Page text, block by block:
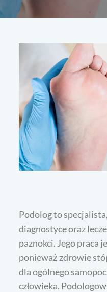
Podolog to
diagnostyce oraz
paznokci. Jego praca
ponieważ zdrowie
dla ogólnego
człowieka.